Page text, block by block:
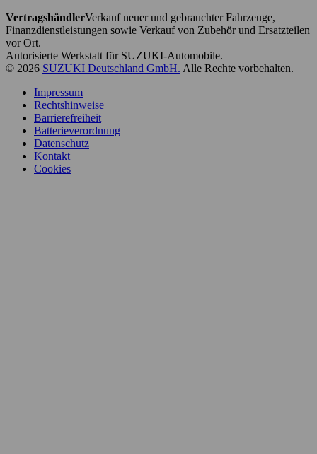
VertragshändlerVerkauf neuer und gebrauchter Fahrzeuge,
Finanzdienstleistungen sowie Verkauf von Zubehör und Ersatzteilen
vor Ort.
Autorisierte Werkstatt für SUZUKI-Automobile.
© 2026 SUZUKI Deutschland GmbH. Alle Rechte vorbehalten.
Impressum
Rechtshinweise
Barrierefreiheit
Batterieverordnung
Datenschutz
Kontakt
Cookies